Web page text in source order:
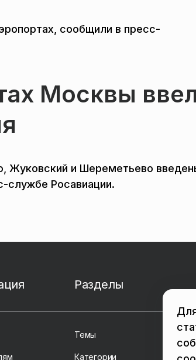
сообщили в пресс-
Москвы
Жуковский и Шереметьево
службе Росавиации.
Разделы
Темы
Категории